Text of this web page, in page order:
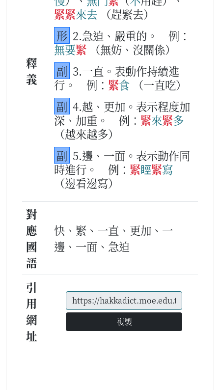
釋
義
緊緊來去
（趕緊去）
形 2.急迫、嚴重的。
例：
無要緊
（無妨、沒關係）
副 3.一直。表動作持續進
行。
例： 緊食
（一直吃）
副 4.越、更加。表示程度加
深、加重。
例： 緊來緊多
（越來越多）
副 5.邊、一面。表示動作同
時進行。
例： 緊䀴緊寫
（邊看邊寫）
對
應
國
語
快、緊、一直、更加、一
邊、一面、急迫
引
用
網
址
複製